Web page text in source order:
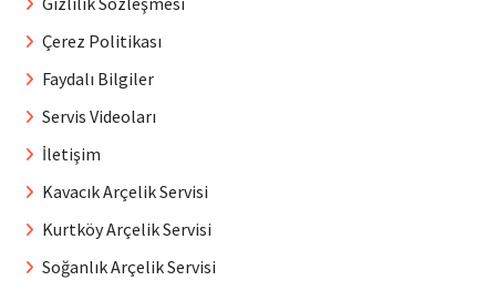
Çerez Politikası
Faydalı Bilgiler
Servis Videoları
İletişim
Kavacık Arçelik Servisi
Kurtköy Arçelik Servisi
Soğanlık Arçelik Servisi